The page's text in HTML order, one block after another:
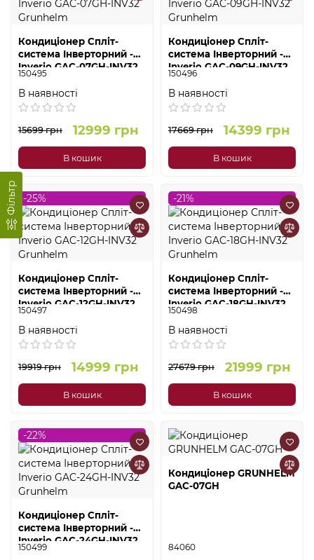
Фільтр
Кондиціонер Спліт-
система Інверторний -
Inverio GAC-07GH-INV32
Grunhelm
150495
В наявності
15699 грн 12999 грн
В кошик
Кондиціонер Спліт-
система Інверторний -
Inverio GAC-09GH-INV32
Grunhelm
150496
В наявності
17669 грн 14399 грн
В кошик
-25%
Кондиціонер Спліт-
система Інверторний -
Inverio GAC-12GH-INV32
Grunhelm
150497
В наявності
19919 грн 14999 грн
В кошик
-21%
Кондиціонер Спліт-
система Інверторний -
Inverio GAC-18GH-INV32
Grunhelm
150498
В наявності
27679 грн 21999 грн
В кошик
-22%
Кондиціонер Спліт-
система Інверторний -
Inverio GAC-24GH-INV32
Grunhelm
150499
Кондиціонер GRUNHELM
GAC-07GH
84060